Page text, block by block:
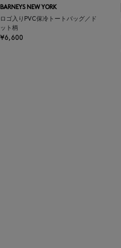
BARNEYS NEW YORK
ロゴ入りPVC保冷トートバッグ／ド
ット柄
¥6,600